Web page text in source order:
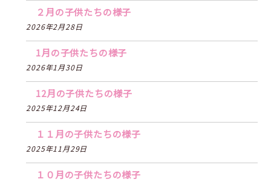
２月の子供たちの様子
2026年2月28日
1月の子供たちの様子
2026年1月30日
12月の子供たちの様子
2025年12月24日
１１月の子供たちの様子
2025年11月29日
１０月の子供たちの様子